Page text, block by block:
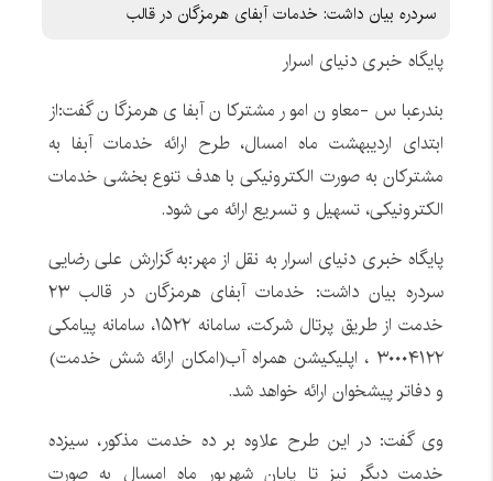
سردره بیان داشت: خدمات آبفای هرمزگان در قالب
پایگاه خبری دنیای اسرار
بندرعباس -معاون امور مشترکان آبفای هرمزگان گفت:از
ابتدای اردیبهشت ماه امسال، طرح ارائه خدمات آبفا به
مشترکان به صورت الکترونیکی با هدف تنوع بخشی خدمات
الکترونیکی، تسهیل و تسریع ارائه می شود.
پایگاه خبری دنیای اسرار به نقل از مهر:به گزارش علی رضایی
سردره بیان داشت: خدمات آبفای هرمزگان در قالب ۲۳
خدمت از طریق پرتال شرکت، سامانه ۱۵۲۲، سامانه پیامکی
۳۰۰۰۴۱۲۲ ، اپلیکیشن همراه آب(امکان ارائه شش خدمت)
و دفاتر پیشخوان ارائه خواهد شد.
وی گفت: در این طرح علاوه بر ده خدمت مذکور، سیزده
خدمت دیگر نیز تا پایان شهریور ماه امسال به صورت